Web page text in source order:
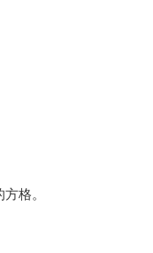
格。